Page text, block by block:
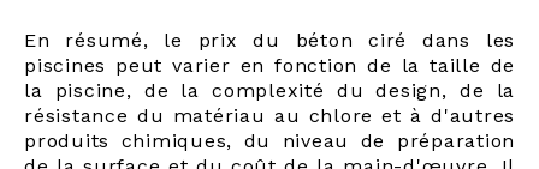
En résumé, le prix du béton ciré dans les
piscines peut varier en fonction de la taille de
la piscine, de la complexité du design, de la
résistance du matériau au chlore et à d'autres
produits chimiques, du niveau de préparation